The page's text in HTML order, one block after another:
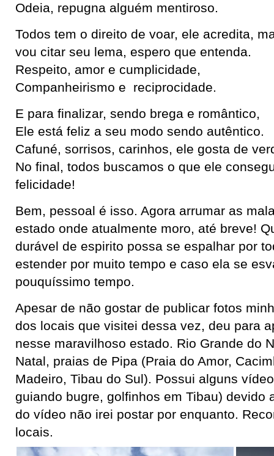
Odeia, repugna alguém mentiroso.
Todos tem o direito de voar, ele acredita,
vou citar seu lema, espero que entenda.
Respeito, amor e cumplicidade,
Companheirismo e reciprocidade.
E para finalizar, sendo brega e romântico,
Ele está feliz a seu modo sendo autêntico.
Cafuné, sorrisos, carinhos, ele gosta de
No final, todos buscamos o que ele
felicidade!
Bem, pessoal é isso. Agora arrumar as
estado onde atualmente moro, até breve!
durável de espirito possa se espalhar por
estender por muito tempo e caso ela se
pouquíssimo tempo.
Apesar de não gostar de publicar fotos
dos locais que visitei dessa vez, deu para
nesse maravilhoso estado. Rio Grande do
Natal, praias de Pipa (Praia do Amor,
Madeiro, Tibau do Sul). Possui alguns
guiando bugre, golfinhos em Tibau) devido
do vídeo não irei postar por enquanto.
locais.